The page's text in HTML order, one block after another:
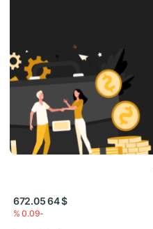
$ 64 672.05
-0.09 %